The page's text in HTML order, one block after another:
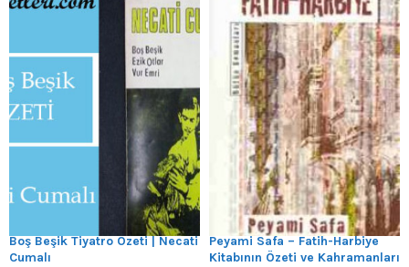
Boş Beşik Tiyatro Özeti | Necati
Cumalı
Peyami Safa – Fatih-Harbiye
Kitabının Özeti ve Kahramanları